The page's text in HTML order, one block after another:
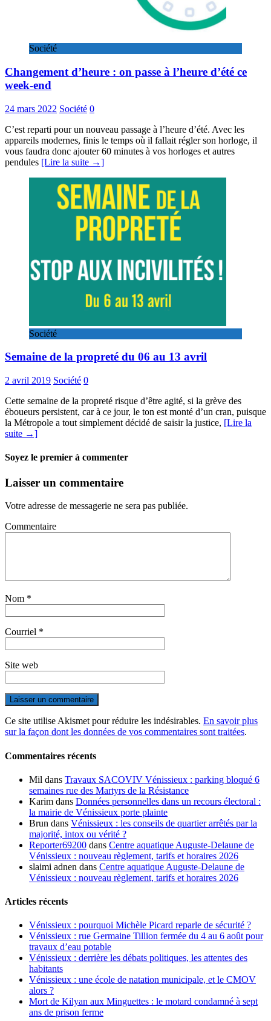
Société
Changement d’heure : on passe à l’heure d’été ce
week-end
24 mars 2022 Société 0
C’est reparti pour un nouveau passage à l’heure d’été. Avec les
appareils modernes, finis le temps où il fallait régler son horloge, il
vous faudra donc ajouter 60 minutes à vos horloges et autres
pendules [Lire la suite →]
Société
Semaine de la propreté du 06 au 13 avril
2 avril 2019 Société 0
Cette semaine de la propreté risque d’être agité, si la grève des
éboueurs persistent, car à ce jour, le ton est monté d’un cran, puisque
la Métropole a tout simplement décidé de saisir la justice, [Lire la
suite →]
Soyez le premier à commenter
Laisser un commentaire
Votre adresse de messagerie ne sera pas publiée.
Commentaire
Nom *
Courriel *
Site web
Ce site utilise Akismet pour réduire les indésirables. En savoir plus
sur la façon dont les données de vos commentaires sont traitées.
Commentaires récents
Mil dans Travaux SACOVIV Vénissieux : parking bloqué 6
semaines rue des Martyrs de la Résistance
Karim dans Données personnelles dans un recours électoral :
la mairie de Vénissieux porte plainte
Brun dans Vénissieux : les conseils de quartier arrêtés par la
majorité, intox ou vérité ?
Reporter69200 dans Centre aquatique Auguste-Delaune de
Vénissieux : nouveau règlement, tarifs et horaires 2026
slaimi adnen dans Centre aquatique Auguste-Delaune de
Vénissieux : nouveau règlement, tarifs et horaires 2026
Articles récents
Vénissieux : pourquoi Michèle Picard reparle de sécurité ?
Vénissieux : rue Germaine Tillion fermée du 4 au 6 août pour
travaux d’eau potable
Vénissieux : derrière les débats politiques, les attentes des
habitants
Vénissieux : une école de natation municipale, et le CMOV
alors ?
Mort de Kilyan aux Minguettes : le motard condamné à sept
ans de prison ferme